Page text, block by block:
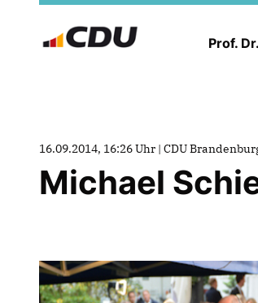
Prof.
16.09.2014, 16:26 Uhr | CDU
Michael